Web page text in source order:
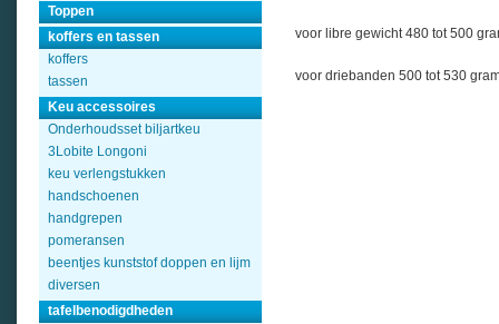
Toppen
koffers en tassen
koffers
tassen
Keu accessoires
Onderhoudsset biljartkeu
3Lobite Longoni
keu verlengstukken
handschoenen
handgrepen
pomeransen
beentjes kunststof doppen en lijm
diversen
tafelbenodigdheden
voor libre gewicht 480 tot 500
voor driebanden 500 tot 530